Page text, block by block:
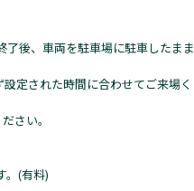
後、車両を駐車場に駐車したまま
定された時間に合わせてご来場く
さい。
。(有料)